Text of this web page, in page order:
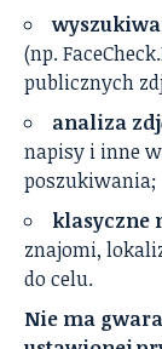
(np.
publicznych
analiza
napisy i inne
poszukiwania;
klasyczne
znajomi,
do celu.
Nie ma